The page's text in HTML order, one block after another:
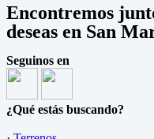
Encontremos
deseas en San
Seguinos en
¿Qué estás buscando?